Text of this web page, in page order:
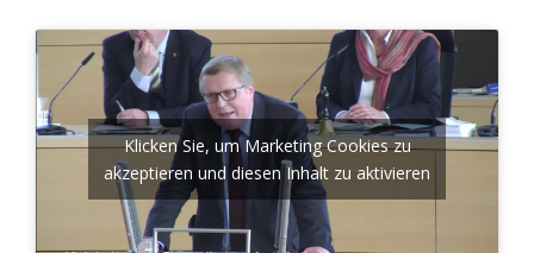
Klicken Sie, um Marketing Cookies zu
akzeptieren und diesen Inhalt zu aktivieren